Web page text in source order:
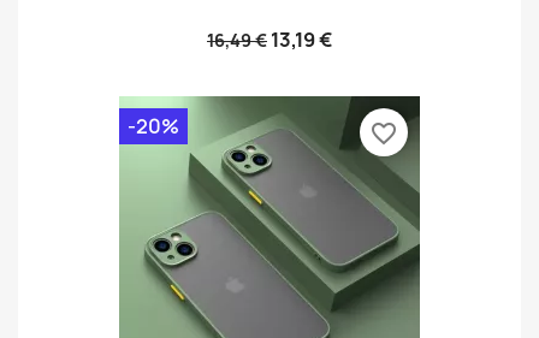
16,49 € 13,19 €
-20% favorite_border